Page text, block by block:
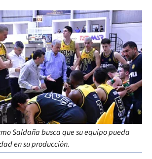
Saldaña busca que su equipo pueda
en su producción.